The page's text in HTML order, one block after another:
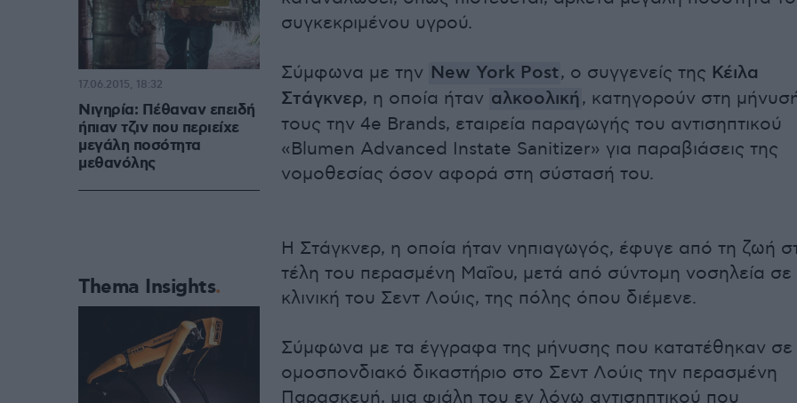
συγκεκριμένου υγρού.
Σύμφωνα με την New York Post, ο συγγενείς της Κέιλα
Στάγκνερ, η οποία ήταν αλκοολική, κατηγορούν στη
τους την 4e Brands, εταιρεία παραγωγής του αντισηπτικού
«Blumen Advanced Instate Sanitizer» για παραβιάσεις της
νομοθεσίας όσον αφορά στη σύστασή του.
Η Στάγκνερ, η οποία ήταν νηπιαγωγός, έφυγε από τη ζωή
τέλη του περασμένη Μαΐου, μετά από σύντομη νοσηλεία σε
κλινική του Σεντ Λούις, της πόλης όπου διέμενε.
Σύμφωνα με τα έγγραφα της μήνυσης που κατατέθηκαν σε
ομοσπονδιακό δικαστήριο στο Σεντ Λούις την περασμένη
Παρασκευή, μια φιάλη του εν λόγω αντισηπτικού που
Νιγηρία: Πέθαναν επειδή
ήπιαν τζιν που περιείχε
μεγάλη ποσότητα
μεθανόλης
17.06.2015, 18:32
Thema Insights